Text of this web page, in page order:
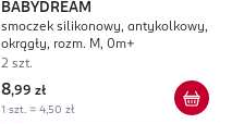
BABYDREAM
smoczek silikonowy, antykolkowy,
okrągły, rozm. M, 0m+
2 szt.
8,99 zł
1 szt. = 4,50 zł